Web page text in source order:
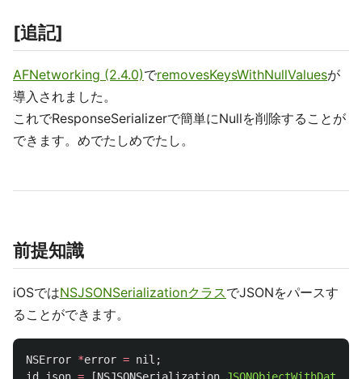
[追記]
AFNetworking (2.4.0)でremovesKeysWithNullValuesが
導入されました。
これでResponseSerializerで簡単にNullを削除することが
できます。めでたしめでたし。
前提知識
iOSではNSJSONSerializationクラスでJSONをパースす
ることができます。
NSError *error = nil ;